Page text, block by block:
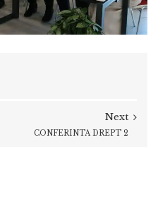
Next
CONFERINTA DREPT 2